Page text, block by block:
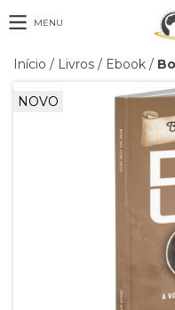
MENU
Início / Livros / Ebook /
NOVO